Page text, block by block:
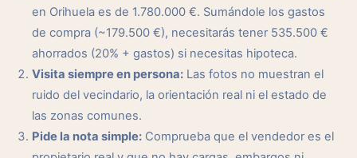
en Orihuela es de 1.780.000 €. Sumándole los gastos
de compra (~179.500 €), necesitarás tener 535.500 €
ahorrados (20% + gastos) si necesitas hipoteca.
Visita siempre en persona: Las fotos no muestran el
ruido del vecindario, la orientación real ni el estado de
las zonas comunes.
Pide la nota simple: Comprueba que el vendedor es el